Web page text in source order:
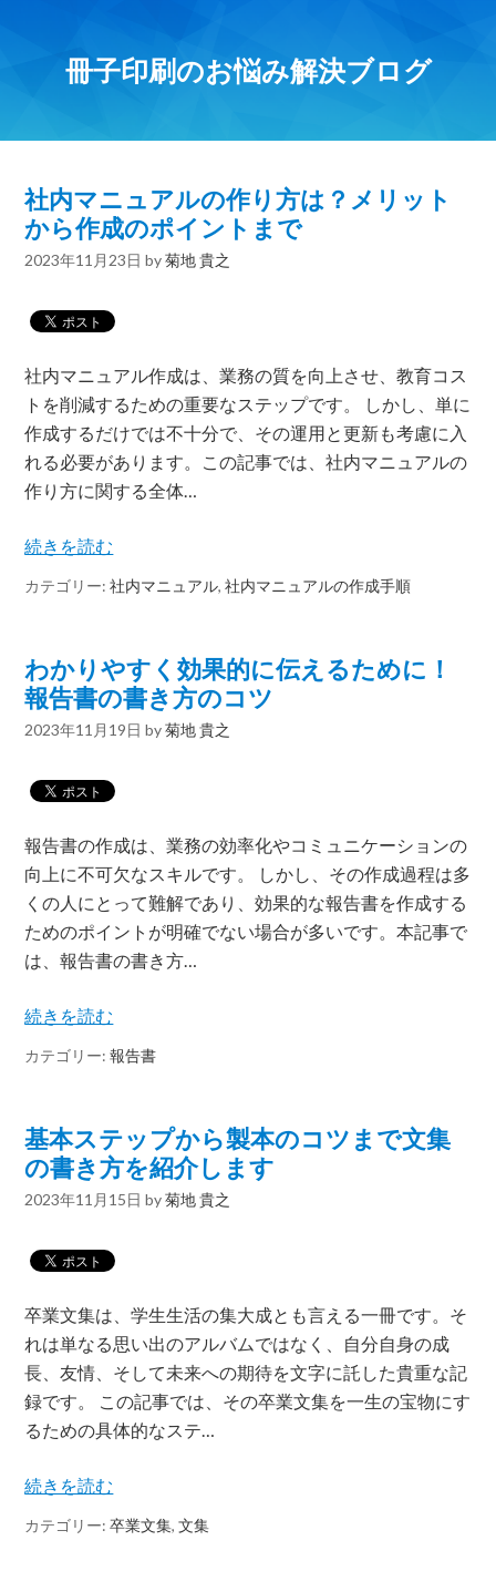
冊子印刷のお悩み解決ブログ
社内マニュアルの作り方は？メリット
から作成のポイントまで
2023年11月23日 by菊地 貴之
社内マニュアル作成は、業務の質を向上させ、教育コス
トを削減するための重要なステップです。 しかし、単に
作成するだけでは不十分で、その運用と更新も考慮に入
れる必要があります。この記事では、社内マニュアルの
作り方に関する全体…
続きを読む
カテゴリー:社内マニュアル,社内マニュアルの作成手順
わかりやすく効果的に伝えるために！
報告書の書き方のコツ
2023年11月19日 by菊地 貴之
報告書の作成は、業務の効率化やコミュニケーションの
向上に不可欠なスキルです。 しかし、その作成過程は多
くの人にとって難解であり、効果的な報告書を作成する
ためのポイントが明確でない場合が多いです。本記事で
は、報告書の書き方…
続きを読む
カテゴリー:報告書
基本ステップから製本のコツまで文集
の書き方を紹介します
2023年11月15日 by菊地 貴之
卒業文集は、学生生活の集大成とも言える一冊です。そ
れは単なる思い出のアルバムではなく、自分自身の成
長、友情、そして未来への期待を文字に託した貴重な記
録です。 この記事では、その卒業文集を一生の宝物にす
るための具体的なステ…
続きを読む
カテゴリー:卒業文集,文集